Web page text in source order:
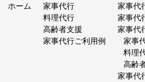
ホーム
家事代行
料理代行
高齢者支援
家事代行ご利用例
家事代
家事代
家事代
家事
料理
高齢
家事代